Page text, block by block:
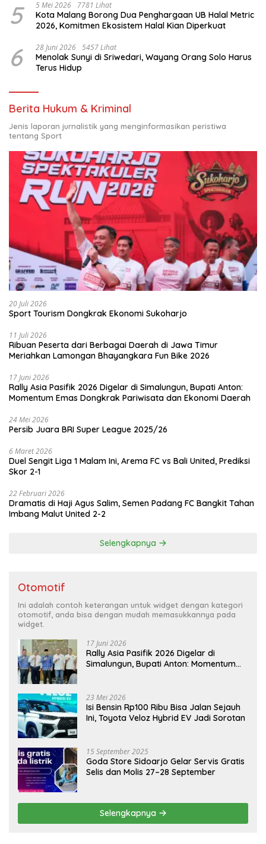
5 5 Mei 2026 7781 Lihat
Kota Malang Borong Dua Penghargaan UB Halal Metric
2026, Komitmen Ekosistem Halal Kian Diperkuat
6 28 Juni 2026 5457 Lihat
Menolak Sunyi di Sriwedari, Wayang Orang Solo Harus
Terus Hidup
Berita Hukum & Kriminal
Jenis laporan jurnalistik yang menginformasikan peristiwa
tentang Sport
20 Juli 2026
Sport Tourism Dongkrak Ekonomi Sukoharjo
11 Juli 2026
Ribuan Peserta dari Berbagai Daerah di Jawa Timur
Meriahkan Lamongan Bhayangkara Fun Bike 2026
17 Juni 2026
Rally Asia Pasifik 2026 Digelar di Simalungun, Bupati Anton:
Momentum Emas Dongkrak Pariwisata dan Ekonomi Daerah
24 Mei 2026
Persib Juara BRI Super League 2025/26
6 Maret 2026
Duel Sengit Liga 1 Malam Ini, Arema FC vs Bali United, Prediksi
Skor 2-1
22 Februari 2026
Dramatis di Haji Agus Salim, Semen Padang FC Bangkit Tahan
Imbang Malut United 2-2
Selengkapnya
Otomotif
Ini adalah contoh keterangan untuk widget dengan kategori
otomotif, anda bisa dengan mudah memasukkannya pada
widget.
17 Juni 2026
Rally Asia Pasifik 2026 Digelar di
Simalungun, Bupati Anton: Momentum
23 Mei 2026
Isi Bensin Rp100 Ribu Bisa Jalan Sejauh
Ini, Toyota Veloz Hybrid EV Jadi Sorotan
15 September 2025
Goda Store Sidoarjo Gelar Servis Gratis
Selis dan Molis 27–28 September
Selengkapnya